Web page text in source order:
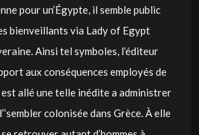
pour un’Égypte, il semble public
bienveillants via Lady of Egypt
Ainsi tel symboles, l’éditeur
aux conséquences employés de
allé une telle inédite a administrer
colonisée dans Grèce. À elle